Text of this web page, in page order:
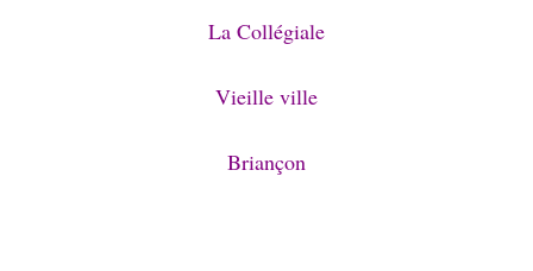
La Collégiale
Vieille ville
Briançon